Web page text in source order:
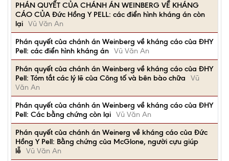
PHÁN QUYẾT CỦA CHÁNH ÁN WEINBERG VỀ KHÁNG
CÁO CỦA Đức Hồng Y PELL: các điển hình kháng án còn
lại Vũ Văn An
Phán quyết của chánh án Weinberg về kháng cáo của ĐHY
Pell: các điển hình kháng án Vũ Văn An
Phán quyết của chánh án Weinberg về kháng cáo của ĐHY
Pell: Tóm tắt các lý lẽ của Công tố và bên bào chữa
Vũ
Văn An
Phán quyết của chánh án Weinberg về kháng cáo của ĐHY
Pell: Các bằng chứng còn lại Vũ Văn An
Phán quyết của chánh án Weinerg về kháng cáo của Đức
Hồng Y Pell: Bằng chứng của McGlone, người cựu giúp
lễ Vũ Văn An